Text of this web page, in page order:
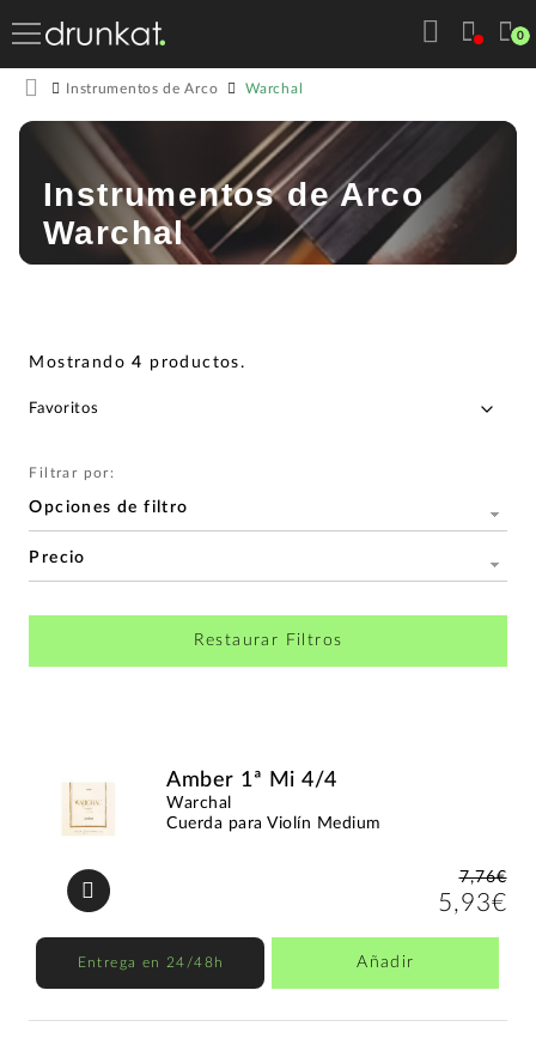
0
Instrumentos de Arco Warchal
Instrumentos de Arco
Warchal
Mostrando4 productos.
Filtrar por:
Opciones de filtro
Precio
Restaurar Filtros
Amber 1ª Mi 4/4
Warchal
Cuerda para Violín Medium
7,76€
5,93€
Entrega en 24/48h Añadir